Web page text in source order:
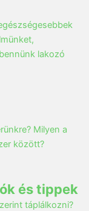
lakozó
Milyen a
között?
és tippek
táplálkozni?